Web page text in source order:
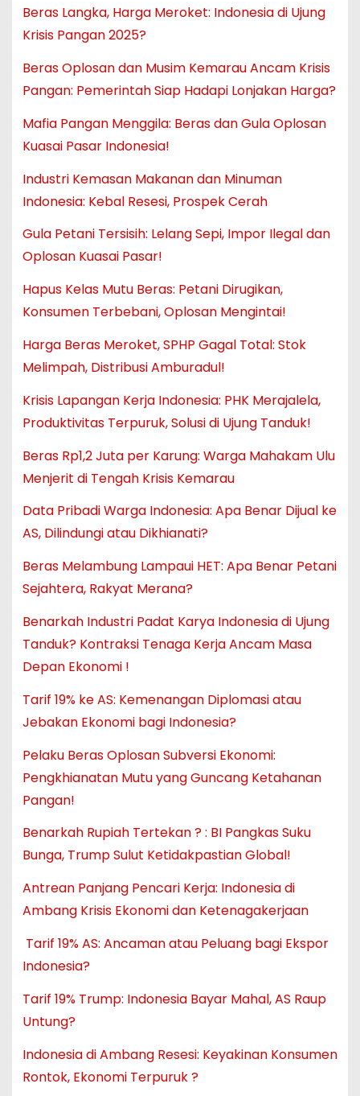
Beras Langka, Harga Meroket: Indonesia di Ujung
Krisis Pangan 2025?
Beras Oplosan dan Musim Kemarau Ancam Krisis
Pangan: Pemerintah Siap Hadapi Lonjakan Harga?
Mafia Pangan Menggila: Beras dan Gula Oplosan
Kuasai Pasar Indonesia!
Industri Kemasan Makanan dan Minuman
Indonesia: Kebal Resesi, Prospek Cerah
Gula Petani Tersisih: Lelang Sepi, Impor Ilegal dan
Oplosan Kuasai Pasar!
Hapus Kelas Mutu Beras: Petani Dirugikan,
Konsumen Terbebani, Oplosan Mengintai!
Harga Beras Meroket, SPHP Gagal Total: Stok
Melimpah, Distribusi Amburadul!
Krisis Lapangan Kerja Indonesia: PHK Merajalela,
Produktivitas Terpuruk, Solusi di Ujung Tanduk!
Beras Rp1,2 Juta per Karung: Warga Mahakam Ulu
Menjerit di Tengah Krisis Kemarau
Data Pribadi Warga Indonesia: Apa Benar Dijual ke
AS, Dilindungi atau Dikhianati?
Beras Melambung Lampaui HET: Apa Benar Petani
Sejahtera, Rakyat Merana?
Benarkah Industri Padat Karya Indonesia di Ujung
Tanduk? Kontraksi Tenaga Kerja Ancam Masa
Depan Ekonomi !
Tarif 19% ke AS: Kemenangan Diplomasi atau
Jebakan Ekonomi bagi Indonesia?
Pelaku Beras Oplosan Subversi Ekonomi:
Pengkhianatan Mutu yang Guncang Ketahanan
Pangan!
Benarkah Rupiah Tertekan ? : BI Pangkas Suku
Bunga, Trump Sulut Ketidakpastian Global!
Antrean Panjang Pencari Kerja: Indonesia di
Ambang Krisis Ekonomi dan Ketenagakerjaan
Tarif 19% AS: Ancaman atau Peluang bagi Ekspor
Indonesia?
Tarif 19% Trump: Indonesia Bayar Mahal, AS Raup
Untung?
Indonesia di Ambang Resesi: Keyakinan Konsumen
Rontok, Ekonomi Terpuruk ?